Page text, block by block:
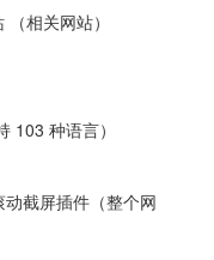
相关网站）
103 种语言）
截屏插件（整个网